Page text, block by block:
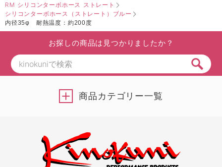
RM シリコンターボホース ストレート
シリコンターボホース（ストレート）ブルー
内径35φ 耐熱温度：約200度
お探しの商品は見つかりましたか？
商品カテゴリー一覧